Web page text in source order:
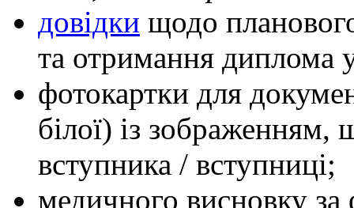
довідки щодо
та отримання диплома
фотокартки для
білої) із зображенням,
вступника / вступниці;
медичного висновку